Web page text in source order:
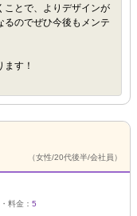
ことで、よりデザインが
るのでぜひ今後もメンテ
す！
（女性/20代後半/会社員）
料金： 5